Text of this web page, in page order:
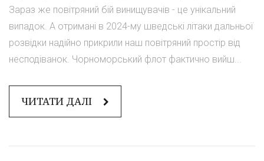
Зараз же повітряний бій винищувачів - це унікальний
випадок. А отримані в 2024-му шведські літаки дальньої
розвідки надійно прикрили наш повітряний простір від
несподіванок. Чорноморський флот фактично вийш...
ЧИТАТИ ДАЛІ